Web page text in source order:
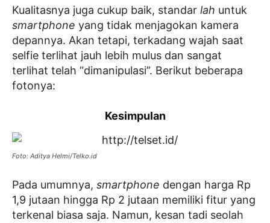
Kualitasnya juga cukup baik, standar lah untuk
smartphone yang tidak menjagokan kamera
depannya. Akan tetapi, terkadang wajah saat
selfie terlihat jauh lebih mulus dan sangat
terlihat telah “dimanipulasi”. Berikut beberapa
fotonya:
Kesimpulan
Foto: Aditya Helmi/Telko.id
Pada umumnya, smartphone dengan harga Rp
1,9 jutaan hingga Rp 2 jutaan memiliki fitur yang
terkenal biasa saja. Namun, kesan tadi seolah